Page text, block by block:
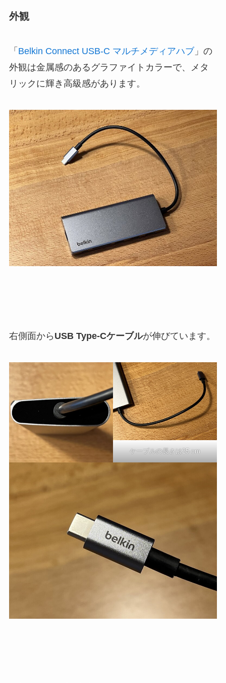
外観
「 Belkin Connect USB-C マルチメディアハブ」の
外観は金属感のあるグラファイトカラーで、メタ
リックに輝き高級感があります。
右側面から USB Type-Cケーブルが伸びています。
ケーブルの長さは25 cm